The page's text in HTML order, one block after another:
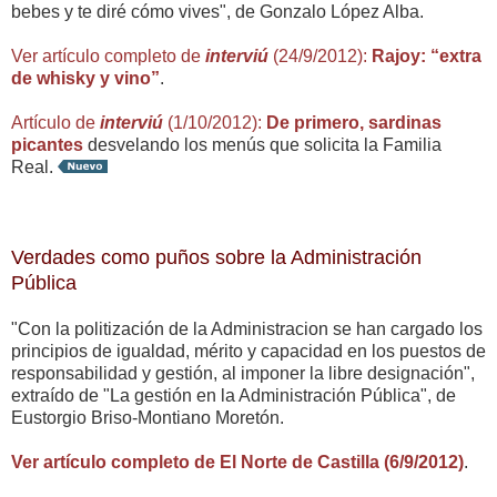
bebes y te diré cómo vives", de Gonzalo López Alba.
Ver artículo completo de interviú (24/9/2012): Rajoy: “extra
de whisky y vino”.
Artículo de interviú (1/10/2012): De primero, sardinas
picantes desvelando los menús que solicita la Familia
Real.
Verdades como puños sobre la Administración
Pública
"Con la politización de la Administracion se han cargado los
principios de igualdad, mérito y capacidad en los puestos de
responsabilidad y gestión, al imponer la libre designación",
extraído de "La gestión en la Administración Pública", de
Eustorgio Briso-Montiano Moretón.
Ver artículo completo de El Norte de Castilla (6/9/2012).